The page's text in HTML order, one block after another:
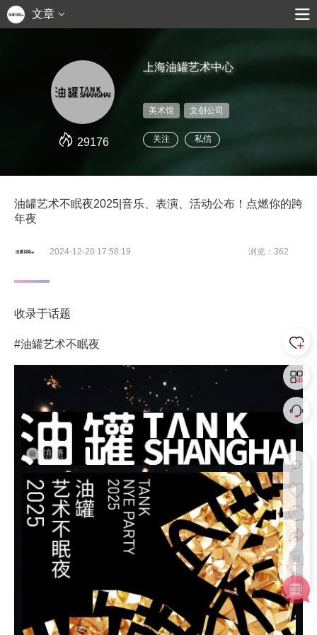
文章
29176
上海油罐艺术中心
美术馆 文创公司
关注 私信
油罐艺术不眠夜2025|音乐、表演、活动公布！点燃你的跨
年夜
2024-12-20 17:58:19 浏览：362
收录于话题
#油罐艺术不眠夜